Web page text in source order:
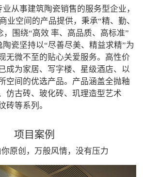
从事建筑陶瓷销售的服务型企业，
业空间的产品提供，秉承“精、勤、
，围绕“高效 率、高品质、高标准”
陶瓷坚持以“尽善尽美、精益求精”为
无微不至的贴心关爱服务。高性价
成为家居、写字楼、星级酒店、以
空间的优选产品。产品涵盖全抛釉
仿古砖、玻化砖、玑理造型艺术
砖等系列。
项目案例
原创，万般风情，没有压力